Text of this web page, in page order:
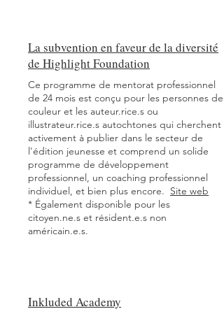
La subvention en faveur de la diversité
de Highlight Foundation
Ce programme de mentorat professionnel
de 24 mois est conçu pour les personnes de
couleur et les auteur.rice.s ou
illustrateur.rice.s autochtones qui cherchent
activement à publier dans le secteur de
l'édition jeunesse et comprend un solide
programme de développement
professionnel, un coaching professionnel
individuel, et bien plus encore. Site web
* Également disponible pour les
citoyen.ne.s et résident.e.s non
américain.e.s.
Inkluded Academy